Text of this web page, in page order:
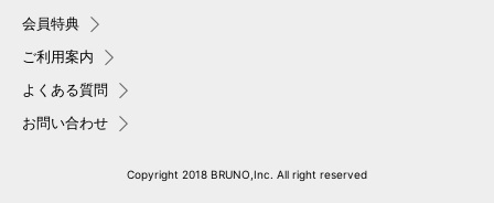
会員特典
ご利用案内
よくある質問
お問い合わせ
Copyright 2018 BRUNO,Inc. All right reserved